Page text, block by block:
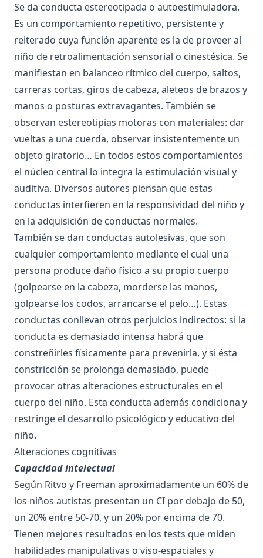
Se da conducta estereotipada o autoestimuladora.
Es un comportamiento repetitivo, persistente y
reiterado cuya función aparente es la de proveer al
niño de retroalimentación sensorial o cinestésica. Se
manifiestan en balanceo rítmico del cuerpo, saltos,
carreras cortas, giros de cabeza, aleteos de brazos y
manos o posturas extravagantes. También se
observan estereotipias motoras con materiales: dar
vueltas a una cuerda, observar insistentemente un
objeto giratorio… En todos estos comportamientos
el núcleo central lo integra la estimulación visual y
auditiva. Diversos autores piensan que estas
conductas interfieren en la responsividad del niño y
en la adquisición de conductas normales.
También se dan conductas autolesivas, que son
cualquier comportamiento mediante el cual una
persona produce daño físico a su propio cuerpo
(golpearse en la cabeza, morderse las manos,
golpearse los codos, arrancarse el pelo…). Estas
conductas conllevan otros perjuicios indirectos: si la
conducta es demasiado intensa habrá que
constreñirles físicamente para prevenirla, y si ésta
constricción se prolonga demasiado, puede
provocar otras alteraciones estructurales en el
cuerpo del niño. Esta conducta además condiciona y
restringe el desarrollo psicológico y educativo del
niño.
Alteraciones cognitivas
Capacidad intelectual
Según Ritvo y Freeman aproximadamente un 60% de
los niños autistas presentan un CI por debajo de 50,
un 20% entre 50-70, y un 20% por encima de 70.
Tienen mejores resultados en los tests que miden
habilidades manipulativas o viso-espaciales y